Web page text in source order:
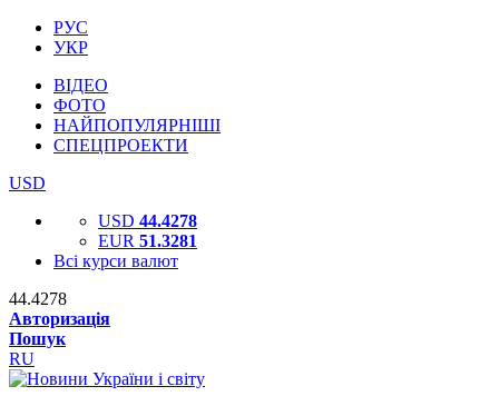
РУС
УКР
ВІДЕО
ФОТО
НАЙПОПУЛЯРНІШІ
СПЕЦПРОЕКТИ
USD
USD 44.4278
EUR 51.3281
Всі курси валют
44.4278
Авторизація
Пошук
RU